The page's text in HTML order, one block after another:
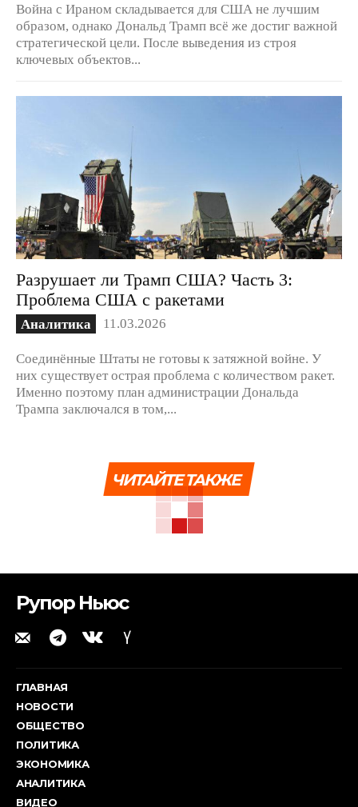
Война с Ираном складывается для США не лучшим
образом, однако Дональд Трамп всё же достиг важной
стратегической цели. После выведения из строя
ключевых объектов...
Разрушает ли Трамп США? Часть 3:
Проблема США с ракетами
Аналитика 11.03.2026
Соединённые Штаты не готовы к затяжной войне. У
них существует острая проблема с количеством ракет.
Именно поэтому план администрации Дональда
Трампа заключался в том,...
ЧИТАЙТЕ ТАКЖЕ
Рупор Ньюс
ГЛАВНАЯ
НОВОСТИ
ОБЩЕСТВО
ПОЛИТИКА
ЭКОНОМИКА
АНАЛИТИКА
ВИДЕО